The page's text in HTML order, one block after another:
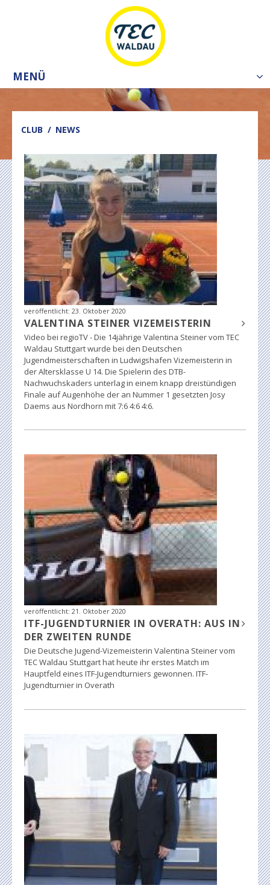
MENÜ
CLUB NEWS
veröffentlicht: 23. Oktober 2020
VALENTINA STEINER VIZEMEISTERIN
Video bei regioTV - Die 14jährige Valentina Steiner vom TEC
Waldau Stuttgart wurde bei den Deutschen
Jugendmeisterschaften in Ludwigshafen Vizemeisterin in
der Altersklasse U 14. Die Spielerin des DTB-
Nachwuchskaders unterlag in einem knapp dreistündigen
Finale auf Augenhöhe der an Nummer 1 gesetzten Josy
Daems aus Nordhorn mit 7:6 4:6 4:6.
veröffentlicht: 21. Oktober 2020
ITF-JUGENDTURNIER IN OVERATH: AUS IN
DER ZWEITEN RUNDE
Die Deutsche Jugend-Vizemeisterin Valentina Steiner vom
TEC Waldau Stuttgart hat heute ihr erstes Match im
Hauptfeld eines ITF-Jugendturniers gewonnen. ITF-
Jugendturnier in Overath